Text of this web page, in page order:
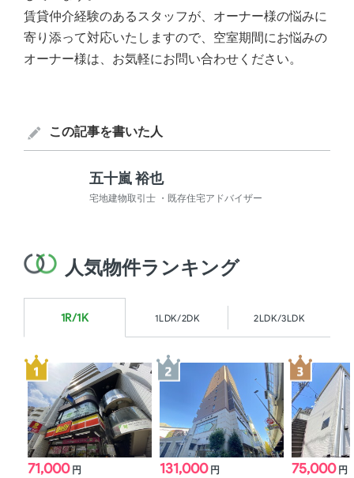
賃貸仲介経験のあるスタッフが、オーナー様の悩みに
寄り添って対応いたしますので、空室期間にお悩みの
オーナー様は、お気軽にお問い合わせください。
この記事を書いた人
五十嵐 裕也
宅地建物取引士 ・既存住宅アドバイザー
人気物件ランキング
1R/1K 1LDK/2DK 2LDK/3LDK
71,000 円
131,000 円
75,000 円